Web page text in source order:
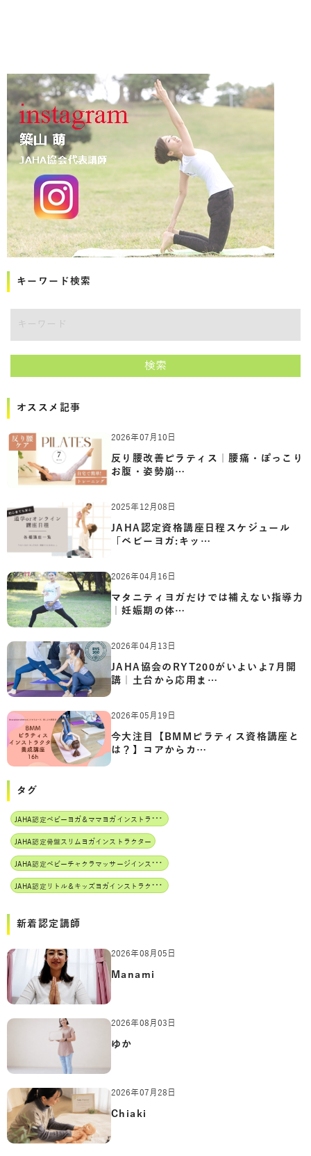
キーワード検索
検索
オススメ記事
2026年07月10日
反り腰改善ピラティス｜腰痛・ぽっこり
お腹・姿勢崩…
2025年12月08日
JAHA認定資格講座日程スケジュール
「ベビーヨガ:キッ…
2026年04月16日
マタニティヨガだけでは補えない指導力
｜妊娠期の体…
2026年04月13日
JAHA協会のRYT200がいよいよ7月開
講｜土台から応用ま…
2026年05月19日
今大注目【BMMピラティス資格講座と
は？】コアからカ…
タグ
J
AHA認定ベビーヨガ＆ママヨガインストラクター
JAHA認定骨盤スリムヨガインストラクター
J
AHA認定ベビーチャクラマッサージインストラクター
J
AHA認定リトル＆キッズヨガインストラクター
新着認定講師
2026年08月05日
Manami
2026年08月03日
ゆか
2026年07月28日
Chiaki